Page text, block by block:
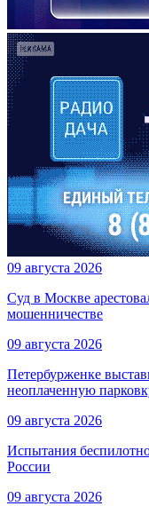
09 августа 2026
Суд в Москве
мошенничестве
09 августа 2026
Петербурженке
неоплаченную
09 августа 2026
Испытания
России
09 августа 2026